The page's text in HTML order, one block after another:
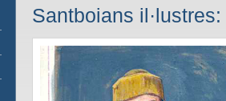
Santboians